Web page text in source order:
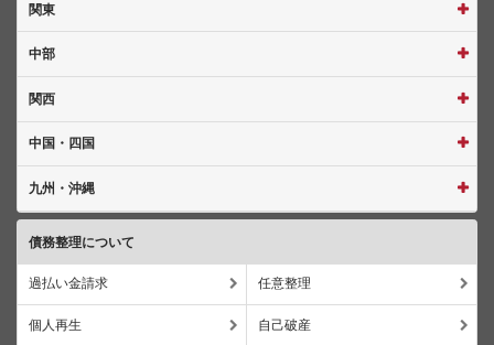
関東
中部
関西
中国・四国
九州・沖縄
債務整理について
過払い金請求 任意整理
個人再生 自己破産